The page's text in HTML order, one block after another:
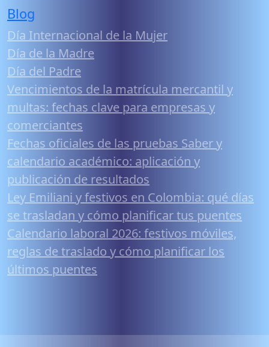
Blog
Día Internacional de la Mujer
Día de la Madre
Día del Padre
Vencimientos de la matrícula mercantil y
multas: fechas clave para empresas y
comerciantes
Fechas oficiales de las pruebas Saber y
calendario académico: aplicación y
publicación de resultados
Ley Emiliani y festivos en Colombia: qué días
se trasladan y cómo planificar tus puentes
Calendario laboral 2026: festivos móviles,
reglas de traslado y cómo planificar los
últimos puentes